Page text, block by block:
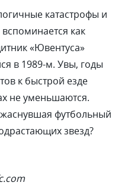
катастрофы и
как
«Ювентуса»
в 1989-м. Увы, годы
к быстрой езде
не уменьшаются.
футбольный
звезд?